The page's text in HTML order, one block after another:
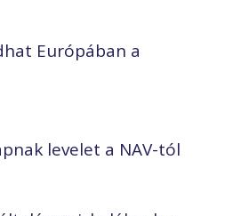
Európában a
levelet a NAV-tól